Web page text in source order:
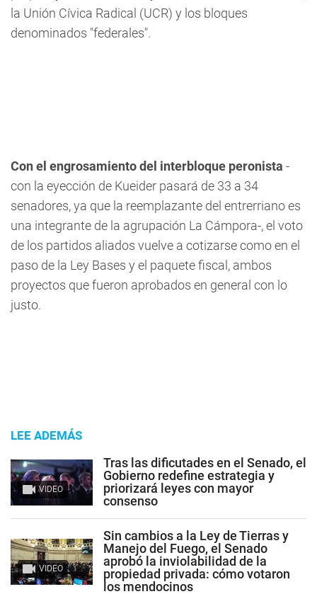
la Unión Cívica Radical (UCR) y los bloques
denominados "federales".
Con el engrosamiento del interbloque peronista -
con la eyección de Kueider pasará de 33 a 34
senadores, ya que la reemplazante del entrerriano es
una integrante de la agrupación La Cámpora-, el voto
de los partidos aliados vuelve a cotizarse como en el
paso de la Ley Bases y el paquete fiscal, ambos
proyectos que fueron aprobados en general con lo
justo.
LEE ADEMÁS
VIDEO
Tras las dificutades en el Senado, el
Gobierno redefine estrategia y
priorizará leyes con mayor
consenso
VIDEO
Sin cambios a la Ley de Tierras y
Manejo del Fuego, el Senado
aprobó la inviolabilidad de la
propiedad privada: cómo votaron
los mendocinos